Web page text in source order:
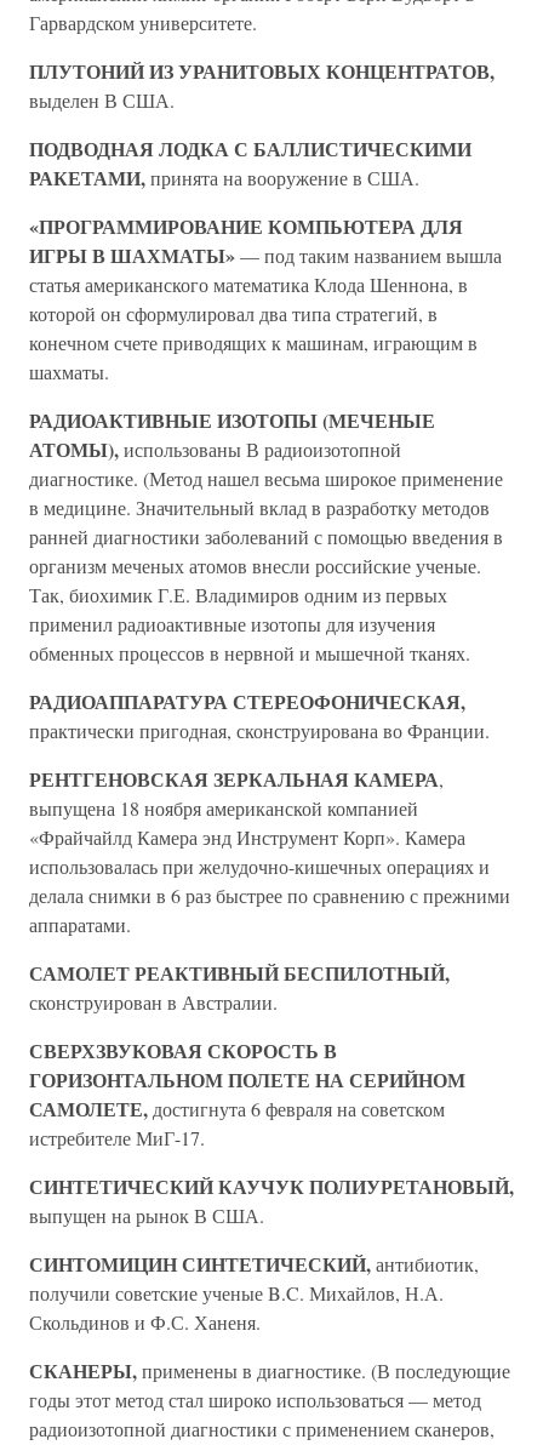
Гарвардском университете.
ПЛУТОНИЙ ИЗ УРАНИТОВЫХ КОНЦЕНТРАТОВ,
выделен В США.
ПОДВОДНАЯ ЛОДКА С БАЛЛИСТИЧЕСКИМИ
РАКЕТАМИ,принята на вооружение в США.
«ПРОГРАММИРОВАНИЕ КОМПЬЮТЕРА ДЛЯ
ИГРЫ В ШАХМАТЫ»— под таким названием вышла
статья американского математика Клода Шеннона, в
которой он сформулировал два типа стратегий, в
конечном счете приводящих к машинам, играющим в
шахматы.
РАДИОАКТИВНЫЕ ИЗОТОПЫ (МЕЧЕНЫЕ
АТОМЫ),использованы В радиоизотопной
диагностике. (Метод нашел весьма широкое применение
в медицине. Значительный вклад в разработку методов
ранней диагностики заболеваний с помощью введения в
организм меченых атомов внесли российские ученые.
Так, биохимик Г.Е. Владимиров одним из первых
применил радиоактивные изотопы для изучения
обменных процессов в нервной и мышечной тканях.
РАДИОАППАРАТУРА СТЕРЕОФОНИЧЕСКАЯ,
практически пригодная, сконструирована во Франции.
РЕНТГЕНОВСКАЯ ЗЕРКАЛЬНАЯ КАМЕРА,
выпущена 18 ноября американской компанией
«Фрайчайлд Камера энд Инструмент Корп». Камера
использовалась при желудочно-кишечных операциях и
делала снимки в 6 раз быстрее по сравнению с прежними
аппаратами.
САМОЛЕТ РЕАКТИВНЫЙ БЕСПИЛОТНЫЙ,
сконструирован в Австралии.
СВЕРХЗВУКОВАЯ СКОРОСТЬ В
ГОРИЗОНТАЛЬНОМ ПОЛЕТЕ НА СЕРИЙНОМ
САМОЛЕТЕ, достигнута 6 февраля на советском
истребителе МиГ-17.
СИНТЕТИЧЕСКИЙ КАУЧУК ПОЛИУРЕТАНОВЫЙ,
выпущен на рынок В США.
СИНТОМИЦИН СИНТЕТИЧЕСКИЙ,антибиотик,
получили советские ученые B.C. Михайлов, Н.А.
Скольдинов и Ф.С. Ханеня.
СКАНЕРЫ,применены в диагностике. (В последующие
годы этот метод стал широко использоваться — метод
радиоизотопной диагностики с применением сканеров,